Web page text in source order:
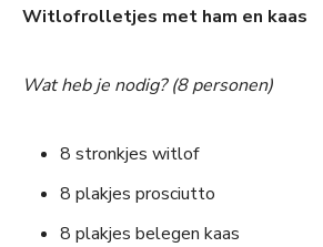
Witlofrolletjes met ham en kaas
Wat heb je nodig? (8 personen)
8 stronkjes witlof
8 plakjes prosciutto
8 plakjes belegen kaas